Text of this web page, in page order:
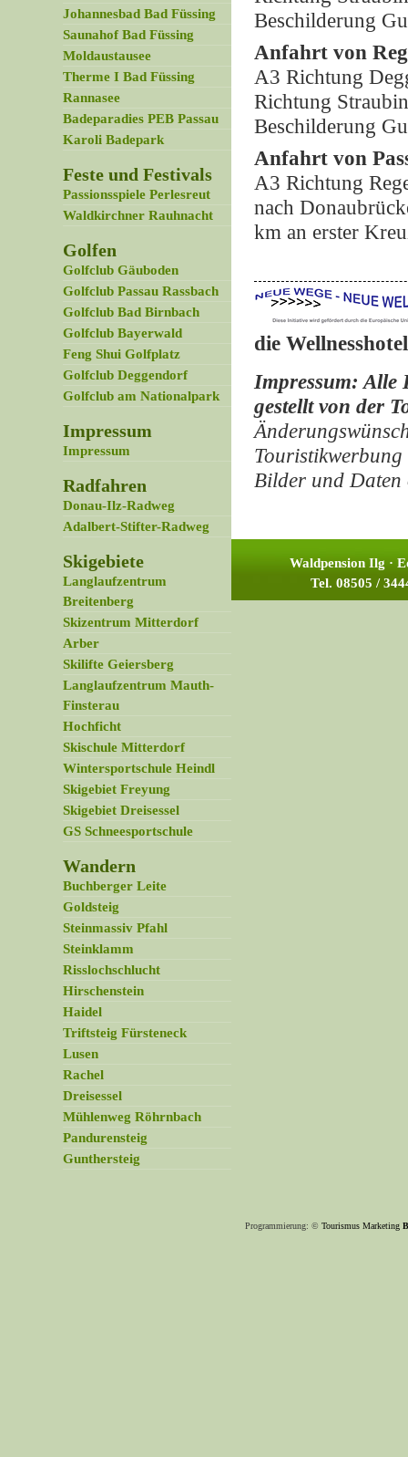
Johannesbad Bad Füssing
Saunahof Bad Füssing
Moldaustausee
Therme I Bad Füssing
Rannasee
Badeparadies PEB Passau
Karoli Badepark
Feste und Festivals
Passionsspiele Perlesreut
Waldkirchner Rauhnacht
Golfen
Golfclub Gäuboden
Golfclub Passau Rassbach
Golfclub Bad Birnbach
Golfclub Bayerwald
Feng Shui Golfplatz
Golfclub Deggendorf
Golfclub am Nationalpark
Impressum
Impressum
Radfahren
Donau-Ilz-Radweg
Adalbert-Stifter-Radweg
Skigebiete
Langlaufzentrum
Breitenberg
Skizentrum Mitterdorf
Arber
Skilifte Geiersberg
Langlaufzentrum Mauth-
Finsterau
Hochficht
Skischule Mitterdorf
Wintersportschule Heindl
Skigebiet Freyung
Skigebiet Dreisessel
GS Schneesportschule
Wandern
Buchberger Leite
Goldsteig
Steinmassiv Pfahl
Steinklamm
Risslochschlucht
Hirschenstein
Haidel
Triftsteig Fürsteneck
Lusen
Rachel
Dreisessel
Mühlenweg Röhrnbach
Pandurensteig
Gunthersteig
Beschilderung
Anfahrt von
A3 Richtung
Richtung
Beschilderung
Anfahrt von
A3 Richtung
nach
km an erster
die
Impressum: Alle
gestellt von der
Touristikwerbung
Bilder und Daten
Waldpension Ilg ·
Tel. 08505 /
Programmierung: © Tourismus Marketing